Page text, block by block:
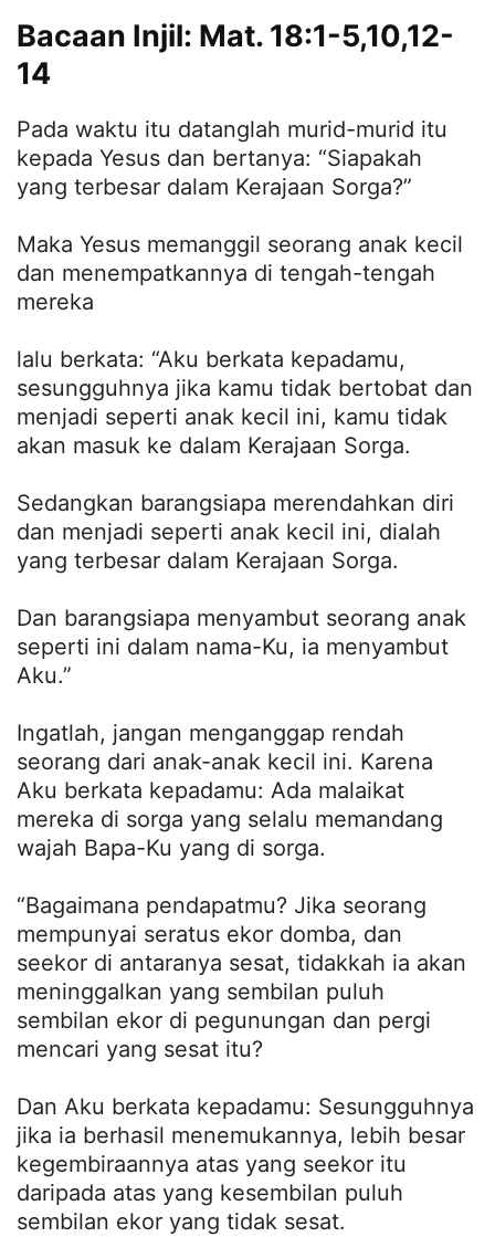
Bacaan Injil: Mat. 18:1-5,10,12-
14
Pada waktu itu datanglah murid-murid itu
kepada Yesus dan bertanya: “Siapakah
yang terbesar dalam Kerajaan Sorga?”
Maka Yesus memanggil seorang anak kecil
dan menempatkannya di tengah-tengah
mereka
lalu berkata: “Aku berkata kepadamu,
sesungguhnya jika kamu tidak bertobat dan
menjadi seperti anak kecil ini, kamu tidak
akan masuk ke dalam Kerajaan Sorga.
Sedangkan barangsiapa merendahkan diri
dan menjadi seperti anak kecil ini, dialah
yang terbesar dalam Kerajaan Sorga.
Dan barangsiapa menyambut seorang anak
seperti ini dalam nama-Ku, ia menyambut
Aku.”
Ingatlah, jangan menganggap rendah
seorang dari anak-anak kecil ini. Karena
Aku berkata kepadamu: Ada malaikat
mereka di sorga yang selalu memandang
wajah Bapa-Ku yang di sorga.
“Bagaimana pendapatmu? Jika seorang
mempunyai seratus ekor domba, dan
seekor di antaranya sesat, tidakkah ia akan
meninggalkan yang sembilan puluh
sembilan ekor di pegunungan dan pergi
mencari yang sesat itu?
Dan Aku berkata kepadamu: Sesungguhnya
jika ia berhasil menemukannya, lebih besar
kegembiraannya atas yang seekor itu
daripada atas yang kesembilan puluh
sembilan ekor yang tidak sesat.